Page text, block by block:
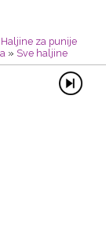
Haljine za punije
» Sve haljine